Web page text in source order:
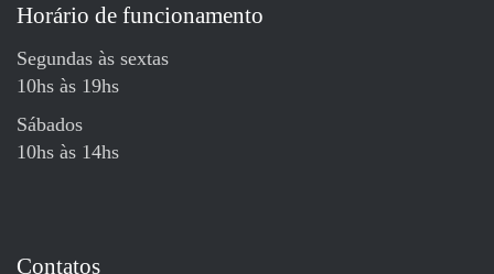
Horário de funcionamento
Segundas às sextas
10hs às 19hs
Sábados
10hs às 14hs
Contatos